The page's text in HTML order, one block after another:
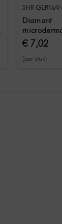
SHR
Diamant
opzetstuk
Na peeling
€ 7,02
(per stuk)